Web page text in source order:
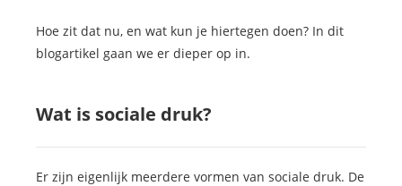
Hoe zit dat nu, en wat kun je hiertegen doen? In dit
blogartikel gaan we er dieper op in.
Wat is sociale druk?
Er zijn eigenlijk meerdere vormen van sociale druk. De